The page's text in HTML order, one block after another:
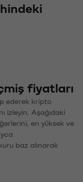
fiyatları
ederek kripto
izleyin. Aşağıdaki
en yüksek ve
baz alınarak